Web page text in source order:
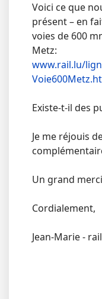
Voici ce que
présent – en
voies de 600
Metz:
www.rail.lu/
Existe-t-il des
Je me réjouis
Un grand
Cordialement,
Jean-Marie -